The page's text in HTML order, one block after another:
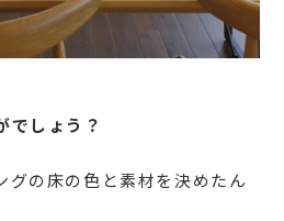
でしょう？
グの床の色と素材を決めたん